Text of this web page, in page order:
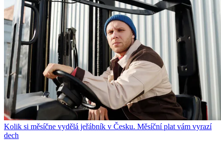
Kolik si měsíčne vydělá jeřábník v Česku. Měsíční plat vám vyrazí
dech